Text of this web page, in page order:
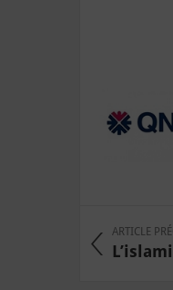
ARTICLE